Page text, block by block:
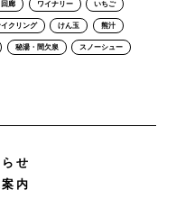
回廊 ワイナリー いちご
イクリング けん玉 熊汁
秘湯・間欠泉 スノーシュー
せ
内